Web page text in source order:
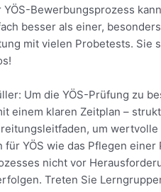
Bewerbungsprozess
besser als einer,
mit vielen Probetests. Sie
Um die YÖS-Prüfung zu
einem klaren Zeitplan –
um
für YÖS wie das Pflegen
nicht vor
Treten Sie